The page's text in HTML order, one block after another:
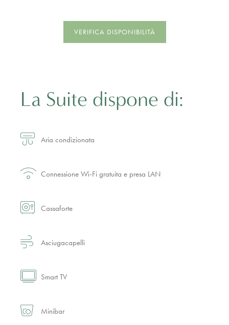
VERIFICA DISPONIBILITÀ
La Suite dispone di:
Aria condizionata
Connessione Wi-Fi gratuita e presa LAN
Cassaforte
Asciugacapelli
Smart TV
Minibar